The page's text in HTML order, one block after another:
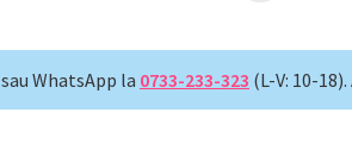
sau WhatsApp la 0733-233-323 (L-V: 10-18).